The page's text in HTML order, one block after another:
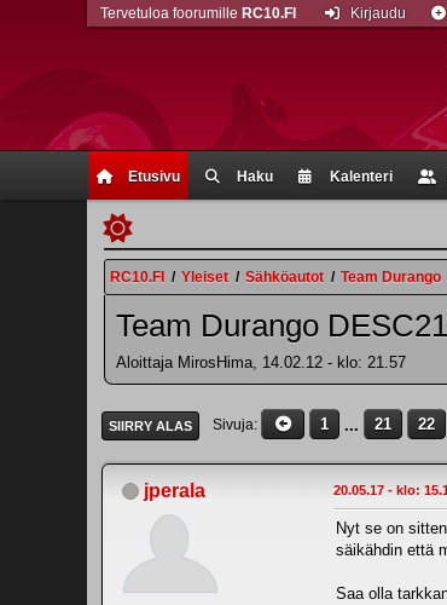
Etusivu Haku Kalenteri
Tervetuloa foorumille RC10.FI Kirjaudu
RC10.FI / Yleiset / Sähköautot / Team Durango
Team Durango
Aloittaja MirosHima, 14.02.12 - klo: 21.57
SIIRRY ALAS Sivuja 1 ... 21 22
jperala 20.05.17 - klo:
Nyt se on
säikähdin että
Saa olla